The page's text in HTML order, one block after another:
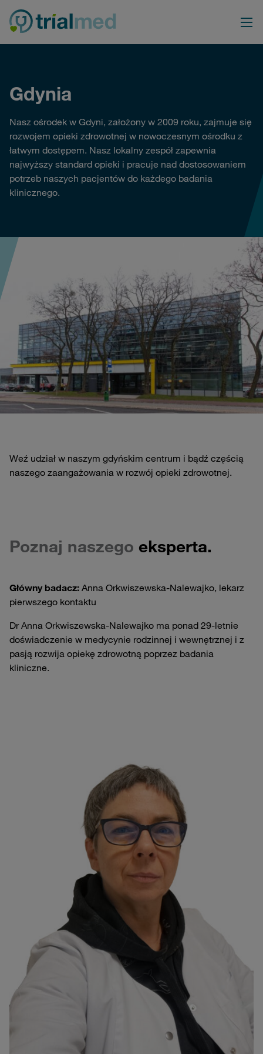
do
treści
Gdynia
Nasz ośrodek w Gdyni, założony w 2009 roku, zajmuje się
rozwojem opieki zdrowotnej w nowoczesnym ośrodku z
łatwym dostępem. Nasz lokalny zespół zapewnia
najwyższy standard opieki i pracuje nad dostosowaniem
potrzeb naszych pacjentów do każdego badania
klinicznego.
Weź udział w naszym gdyńskim centrum i bądź częścią
naszego zaangażowania w rozwój opieki zdrowotnej.
Poznaj naszego eksperta.
Główny badacz: Anna Orkwiszewska-Nalewajko, lekarz
pierwszego kontaktu
Dr Anna Orkwiszewska-Nalewajko ma ponad 29-letnie
doświadczenie w medycynie rodzinnej i wewnętrznej i z
pasją rozwija opiekę zdrowotną poprzez badania
kliniczne.